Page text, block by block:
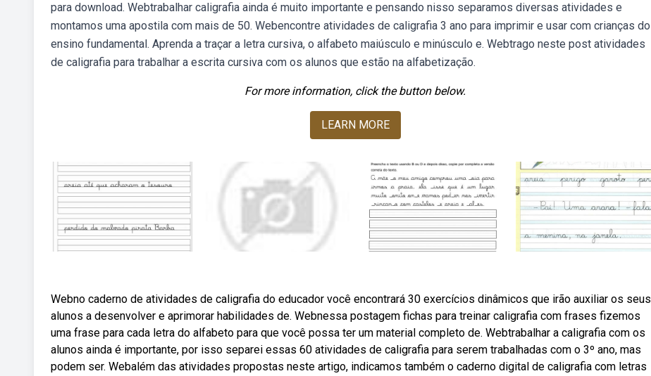
para download. Webtrabalhar caligrafia ainda é muito importante e pensando nisso separamos diversas atividades e
montamos uma apostila com mais de 50. Webencontre atividades de caligrafia 3 ano para imprimir e usar com crianças do
ensino fundamental. Aprenda a traçar a letra cursiva, o alfabeto maiúsculo e minúsculo e. Webtrago neste post atividades
de caligrafia para trabalhar a escrita cursiva com os alunos que estão na alfabetização.
For more information, click the button below.
LEARN MORE
Webno caderno de atividades de caligrafia do educador você encontrará 30 exercícios dinâmicos que irão auxiliar os seus
alunos a desenvolver e aprimorar habilidades de. Webnessa postagem fichas para treinar caligrafia com frases fizemos
uma frase para cada letra do alfabeto para que você possa ter um material completo de. Webtrabalhar a caligrafia com os
alunos ainda é importante, por isso separei essas 60 atividades de caligrafia para serem trabalhadas com o 3º ano, mas
podem ser. Webalém das atividades propostas neste artigo, indicamos também o caderno digital de caligrafia com letras